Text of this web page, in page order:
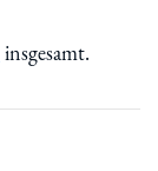
insgesamt.